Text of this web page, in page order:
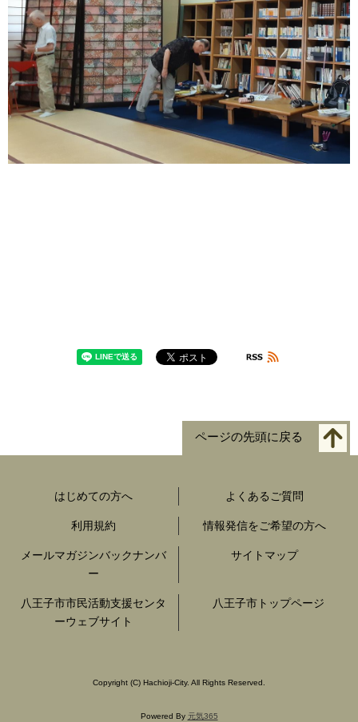
ページの先頭に戻る
はじめての方へ よくあるご質問
利用規約 情報発信をご希望の方へ
メールマガジンバックナンバ
ー
サイトマップ
八王子市市民活動支援センタ
ーウェブサイト
八王子市トップページ
Copyright (C) Hachioji-City. All Rights Reserved.
Powered By 元気365